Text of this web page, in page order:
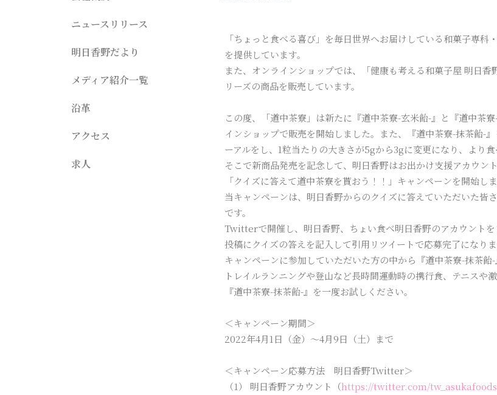
ニュースリリース
明日香野だより
メディア紹介一覧
沿革
アクセス
求人
「ちょっと食べる喜び」を毎日世界へお届けしている和菓子専
を提供しています。
また、オンラインショップでは、「健康も考える和菓子屋 明日
リーズの商品を販売しています。
この度、「道中茶寮」は新たに『道中茶寮-玄米飴-』と『道中茶
インショップで販売を開始しました。また、『道中茶寮-抹茶飴-
ーアルをし、1粒当たりの大きさが5gから3gに変更になり、より食
そこで新商品発売を記念して、明日香野はお出かけ支援アカウン
「クイズに答えて道中茶寮を貰おう！！」キャンペーンを開始しま
当キャンペーンは、明日香野からのクイズに答えていただいた皆
です。
Twitterで開催し、明日香野、ちょい食べ明日香野のアカウント
投稿にクイズの答えを記入して引用リツイートで応募完了になりま
キャンペーンに参加していただいた方の中から『道中茶寮-抹茶飴
トレイルランニングや登山など長時間運動時の携行食、テニス
『道中茶寮-抹茶飴-』を一度お試しください。
＜キャンペーン期間＞
2022年4月1日（金）～4月9日（土）まで
＜キャンペーン応募方法 明日香野Twitter＞
（1） 明日香野アカウント（https://twitter.com/tw_asukafoods